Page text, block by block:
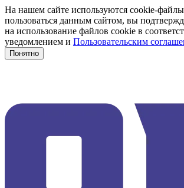
На нашем сайте используются cookie-
пользоваться данным сайтом, вы
на использование файлов cookie в
уведомлением и Пользовательским
Понятно